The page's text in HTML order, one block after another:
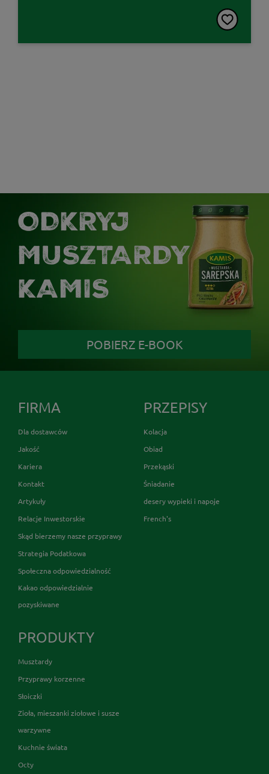
ODKRYJ
MUSZTARDY
KAMIS
POBIERZ E-BOOK
FIRMA
Dla dostawców
Jakość
Kariera
Kontakt
Artykuły
Relacje Inwestorskie
Skąd bierzemy nasze przyprawy
Strategia Podatkowa
Społeczna odpowiedzialność
Kakao odpowiedzialnie
pozyskiwane
PRZEPISY
Kolacja
Obiad
Przekąski
Śniadanie
desery wypieki i napoje
French's
PRODUKTY
Musztardy
Przyprawy korzenne
Słoiczki
Zioła, mieszanki ziołowe i susze
warzywne
Kuchnie świata
Octy